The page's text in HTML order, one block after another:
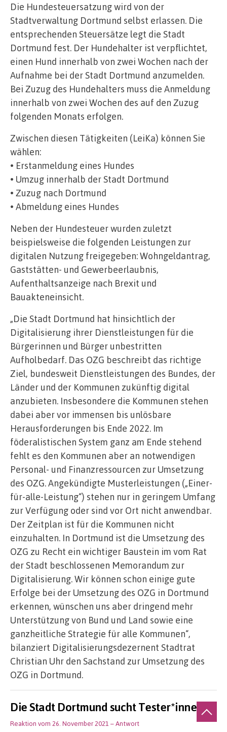
Die Hundesteuersatzung wird von der
Stadtverwaltung Dortmund selbst erlassen. Die
entsprechenden Steuersätze legt die Stadt
Dortmund fest. Der Hundehalter ist verpflichtet,
einen Hund innerhalb von zwei Wochen nach der
Aufnahme bei der Stadt Dortmund anzumelden.
Bei Zuzug des Hundehalters muss die Anmeldung
innerhalb von zwei Wochen des auf den Zuzug
folgenden Monats erfolgen.
Zwischen diesen Tätigkeiten (LeiKa) können Sie
wählen:
• Erstanmeldung eines Hundes
• Umzug innerhalb der Stadt Dortmund
• Zuzug nach Dortmund
• Abmeldung eines Hundes
Neben der Hundesteuer wurden zuletzt
beispielsweise die folgenden Leistungen zur
digitalen Nutzung freigegeben: Wohngeldantrag,
Gaststätten- und Gewerbeerlaubnis,
Aufenthaltsanzeige nach Brexit und
Bauakteneinsicht.
„Die Stadt Dortmund hat hinsichtlich der
Digitalisierung ihrer Dienstleistungen für die
Bürgerinnen und Bürger unbestritten
Aufholbedarf. Das OZG beschreibt das richtige
Ziel, bundesweit Dienstleistungen des Bundes, der
Länder und der Kommunen zukünftig digital
anzubieten. Insbesondere die Kommunen stehen
dabei aber vor immensen bis unlösbare
Herausforderungen bis Ende 2022. Im
föderalistischen System ganz am Ende stehend
fehlt es den Kommunen aber an notwendigen
Personal- und Finanzressourcen zur Umsetzung
des OZG. Angekündigte Musterleistungen („Einer-
für-alle-Leistung“) stehen nur in geringem Umfang
zur Verfügung oder sind vor Ort nicht anwendbar.
Der Zeitplan ist für die Kommunen nicht
einzuhalten. In Dortmund ist die Umsetzung des
OZG zu Recht ein wichtiger Baustein im vom Rat
der Stadt beschlossenen Memorandum zur
Digitalisierung. Wir können schon einige gute
Erfolge bei der Umsetzung des OZG in Dortmund
erkennen, wünschen uns aber dringend mehr
Unterstützung von Bund und Land sowie eine
ganzheitliche Strategie für alle Kommunen“,
bilanziert Digitalisierungsdezernent Stadtrat
Christian Uhr den Sachstand zur Umsetzung des
OZG in Dortmund.
Die Stadt Dortmund sucht Tester*innen für
Reaktion vom 26. November 2021 – Antwort